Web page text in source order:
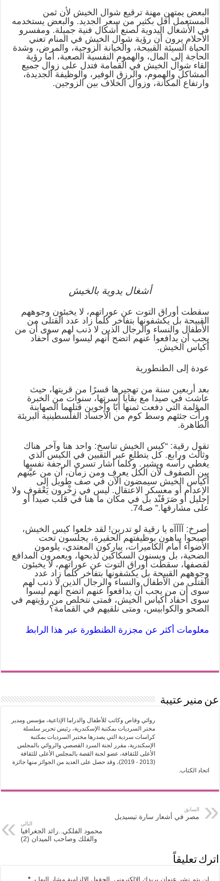
البعض يمتهن مهنة ترقيع شوال الخيش لأن ثمن
المستعمل أقل بكثير من سعر الجديد. والبعض يستخدمه
في الأشغال اليدوية لصنع أشكال فنية جميلة. ومفسرو
الأحلام يرون أن رؤية شوال الخيش في المنام تعني
الحياة السيئة القبيحة، والخيانة الزوجية، والمرض، وشدة
الحاجة إلى المال، والهموم النفسية الصعبة، أما رؤية
إلقاء شوال الخيش في القمامة فتدل على زوال جميع
المشاكل والهموم، والرزق الوفير، والوظيفة الجديدة،
وارتفاع المكانة، وزوال الخلاف بين الزوجين.
أشغال يدوية بالخيش
سقطت أوراق التوت عن عوراتهم، لا يخبئون وجوههم
القبيحة بل يكشفونها بتفاخر كلما زاد عدد القتلى من
الأطفال والنساء والرجال الذين لا ذنب لهم سوى أن من
يجب أن يدافعوا عنهم اتضح أنهم ليسوا سوى أحفاد
أكياس الخيش.
عودة إلى الطنطورية
بعد أربعين سنة من تهجيرها قسرًا من قريتها، حيث
عاشت في صيدا مع بقايا أسرتها، سنوات من الخبرة
المؤلمة التي دفعت ثمنها أبًا وأخوين قتلهما الصهاينة
ورأت جثثهم وسط كوم من الأجساد الفلسطينية البريئة
الطاهرة.
تقول رقية: “كيس الخيش تناسخ: واحد هنا وآخر هناك
وثالث ورابع. كل يتطلع عبر الثقبين في الكيس الذي
يغطي رأسه ويشير. وكلما أشار تسري الرجفة نفسها
بين الصفوف لأن الكل يعرف ومن زمان، أن من عيَّنهم
أكياس الخيش سيمضون الآن في صف طويل إلى
الإعدام أو معسكر الاعتقال. ليس في زِخْرون يَعْقوف ولا
إجليل أو صَرَفَنْد بل في مكان ما هنا في قلب صيدا أو
على مشارفها.” صـ74.
أصرخ: آآآآه يا رقية لو تدرين! لقد خلعوا كيس الخيش،
أصبحوا يباهون بوظيفتهم الحقيرة، يجلسون تحت
الأضواء أمام الكاميرات، يباركون المعتدي، يلومون
الضحية، بل ويسنون السكاكين لذبحها، ويعمرون المدافع
لقصفها، سقطت أوراق التوت عن عوراتهم، لا يخبئون
وجوههم القبيحة بل يكشفونها بتفاخر كلما زاد عدد
القتلى من الأطفال والنساء والرجال الذين لا ذنب لهم
سوى أن من يجب أن يدافعوا عنهم اتضح أنهم ليسوا
سوى أحفاد أكياس الخيش، فمتى نتخلص من رؤيتهم في
الصحو والكوابيس، ومتى نلقيهم في القمامة؟
معلومات أكثر عن مجزرة الطنطورة عبر هذا الرابط
عن منير عتيبة
روائي وقاص وكاتب للأطفال والدراما الإذاعية، مؤسس ومدير
مختر السرديات بمكتبة الإسكندرية، رئيس تحرير سلسلة
كراسات سردية التي يصدرها مختبر السرديات بمكتبة
الإسكندرية، مقرر لجنة السرد القصصي والروائي بالمجلس
الأعلى للثقافة، عضو لجنة القصة بالمجلس الأعلى للثقافة
(2013 - 2019)، وقد حصل على العديد من الجوائز منها جائزة
اتحاد الكتاب.
السابق
مصر في أشعار سارة تيسيديل
التالي
محمود الفلكي..رائد الجغرافيا
والفلك وصاحب الميدان (2)
اترك تعليقاً
لن يتم نشر عنوان بريدك الإلكتروني. الحقول الإلزامية مشار إليها بـ*